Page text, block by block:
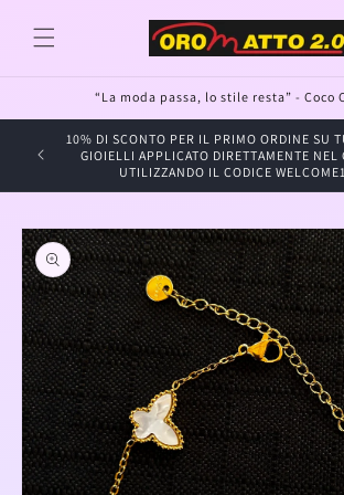
direttamente
ai contenuti
“La moda passa, lo stile resta” - Coco
10% DI SCONTO PER IL PRIMO ORDINE SU
GIOIELLI APPLICATO DIRETTAMENTE NEL
UTILIZZANDO IL CODICE
Passa alle
informazioni
sul prodotto